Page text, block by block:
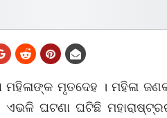
ମହିଳାଙ୍କ ମୃତଦେହ । ମହିଳା
ଏଭଳି ଘଟଣା ଘଟିଛି